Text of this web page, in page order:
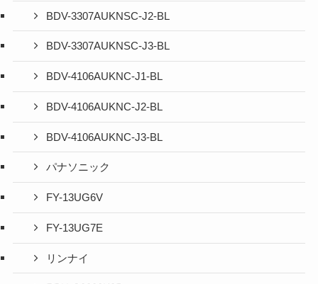
BDV-3307AUKNSC-J2-BL
BDV-3307AUKNSC-J3-BL
BDV-4106AUKNC-J1-BL
BDV-4106AUKNC-J2-BL
BDV-4106AUKNC-J3-BL
パナソニック
FY-13UG6V
FY-13UG7E
リンナイ